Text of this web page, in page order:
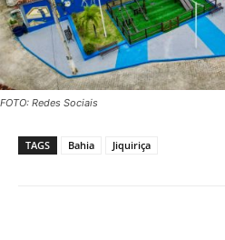
FOTO: Redes Sociais
TAGS Bahia Jiquiriça